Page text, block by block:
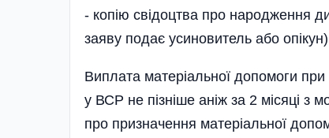
- копію свідоцтва про народження
заяву подає усиновитель або
Виплата матеріальної допомоги
у ВСР не пізніше аніж за 2 місяці
про призначення матеріальної